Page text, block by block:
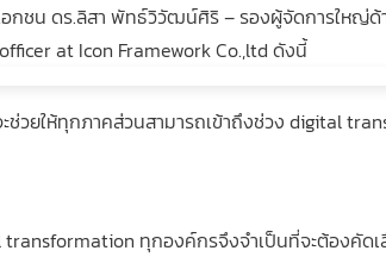
ชน ดร.ลิสา พัทธ์วิวัฒน์ศิริ – รองผู้จัดการใหญ่ด้
at Icon Framework Co.,ltd ดังนี้
วยให้ทุกภาคส่วนสามารถเข้าถึงช่วง digital
ทุกองค์กรจึงจำเป็นที่จะต้องคัดเ